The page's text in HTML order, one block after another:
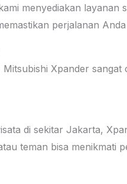
menyediakan
perjalanan
Xpander
di sekitar Jakarta,
teman bisa menikmati